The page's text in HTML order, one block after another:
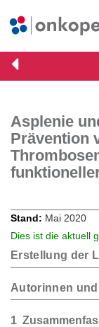
Asplenie
Prävention
Stand
Mai 2020
Dies ist die aktuell
Erstellung der
Autorinnen
1